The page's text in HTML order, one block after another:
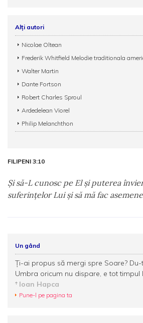
Alți autori
Nicolae Oltean
Frederik Whitfield Melodie traditionala
Walter Martin
Dante Fortson
Robert Charles Sproul
Ardedelean Viorel
Philip Melanchthon
FILIPENI 3:10
Şi să-L cunosc pe El şi puterea
suferinţelor Lui şi să mă fac
Un gând
Ți-ai propus să mergi spre Soare?
Umbra oricum nu dispare, e tot timpul
Ioan Hapca
Pune-l pe pagina ta